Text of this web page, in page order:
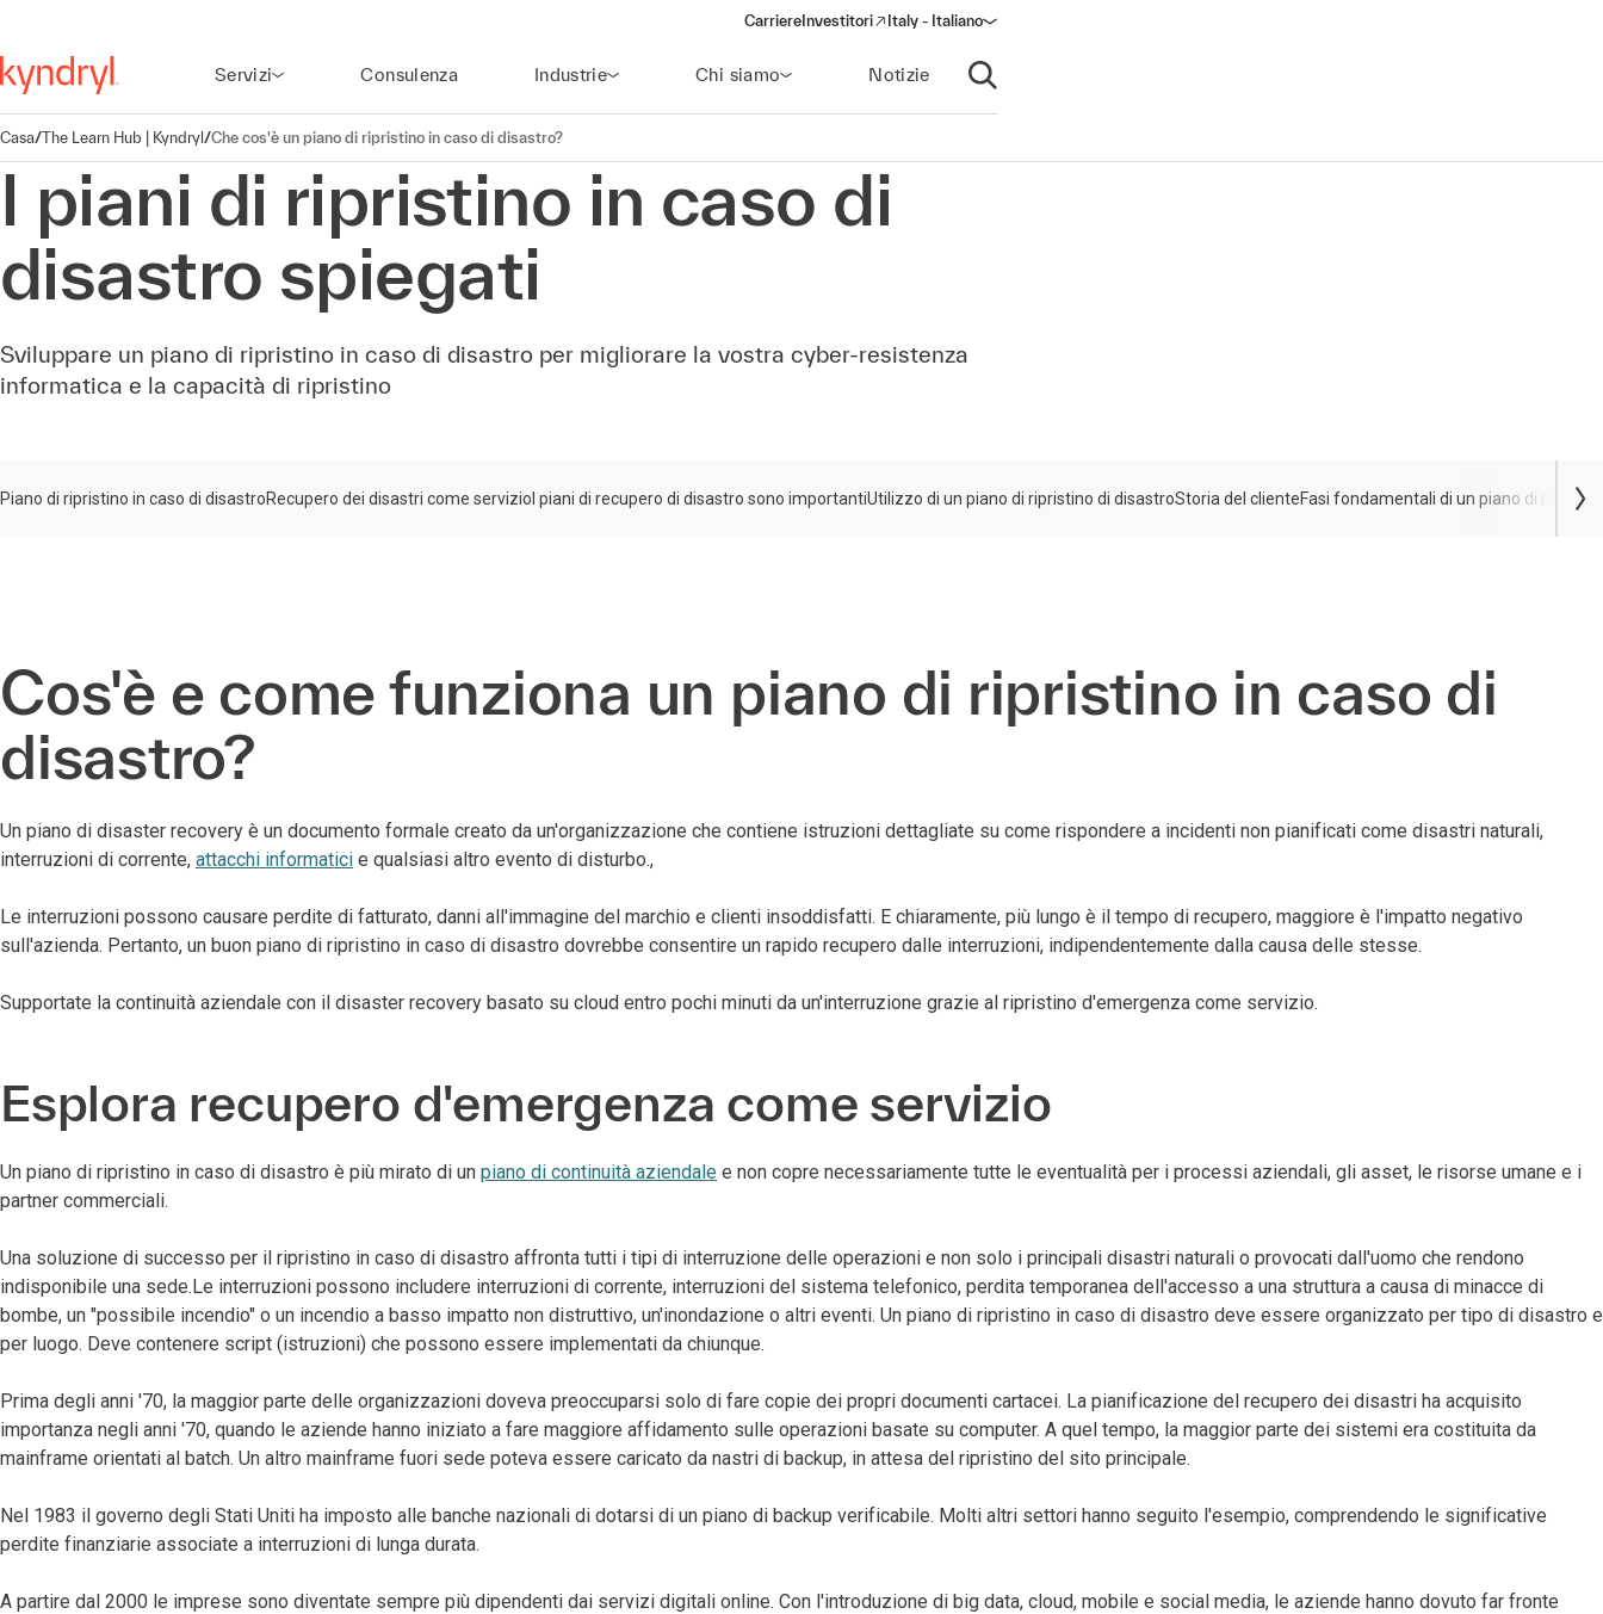
CarriereInvestitori
(opens in a new window)
Italy - Italiano
Servizi Consulenza Industrie Chi siamo Notizie
Apri ricerca
Casa/The Learn Hub | Kyndryl/Che cos'è un piano di ripristino in caso di disastro?
I piani di ripristino in caso di
disastro spiegati
Sviluppare un piano di ripristino in caso di disastro per migliorare la vostra cyber-resistenza
informatica e la capacità di ripristino
Piano di ripristino in caso di disastroRecupero dei disastri come servizio I piani di recupero di disastro sono importantiUtilizzo di un piano di ripristino di disastroStoria del clienteFasi fondamentali di un piano di
Cos'è e come funziona un piano di ripristino in caso di
disastro?
Un piano di disaster recovery è un documento formale creato da un'organizzazione che contiene istruzioni dettagliate su come rispondere a incidenti non pianificati come disastri naturali,
interruzioni di corrente, attacchi informatici e qualsiasi altro evento di disturbo.,
Le interruzioni possono causare perdite di fatturato, danni all'immagine del marchio e clienti insoddisfatti. E chiaramente, più lungo è il tempo di recupero, maggiore è l'impatto negativo
sull'azienda. Pertanto, un buon piano di ripristino in caso di disastro dovrebbe consentire un rapido recupero dalle interruzioni, indipendentemente dalla causa delle stesse.
Supportate la continuità aziendale con il disaster recovery basato su cloud entro pochi minuti da un'interruzione grazie al ripristino d'emergenza come servizio.
Esplora recupero d'emergenza come servizio
Un piano di ripristino in caso di disastro è più mirato di un piano di continuità aziendale e non copre necessariamente tutte le eventualità per i processi aziendali, gli asset, le risorse umane e i
partner commerciali.
Una soluzione di successo per il ripristino in caso di disastro affronta tutti i tipi di interruzione delle operazioni e non solo i principali disastri naturali o provocati dall'uomo che rendono
indisponibile una sede.Le interruzioni possono includere interruzioni di corrente, interruzioni del sistema telefonico, perdita temporanea dell'accesso a una struttura a causa di minacce di
bombe, un "possibile incendio" o un incendio a basso impatto non distruttivo, un'inondazione o altri eventi. Un piano di ripristino in caso di disastro deve essere organizzato per tipo di disastro e
per luogo. Deve contenere script (istruzioni) che possono essere implementati da chiunque.
Prima degli anni '70, la maggior parte delle organizzazioni doveva preoccuparsi solo di fare copie dei propri documenti cartacei. La pianificazione del recupero dei disastri ha acquisito
importanza negli anni '70, quando le aziende hanno iniziato a fare maggiore affidamento sulle operazioni basate su computer. A quel tempo, la maggior parte dei sistemi era costituita da
mainframe orientati al batch. Un altro mainframe fuori sede poteva essere caricato da nastri di backup, in attesa del ripristino del sito principale.
Nel 1983 il governo degli Stati Uniti ha imposto alle banche nazionali di dotarsi di un piano di backup verificabile. Molti altri settori hanno seguito l'esempio, comprendendo le significative
perdite finanziarie associate a interruzioni di lunga durata.
A partire dal 2000 le imprese sono diventate sempre più dipendenti dai servizi digitali online. Con l'introduzione di big data, cloud, mobile e social media, le aziende hanno dovuto far fronte